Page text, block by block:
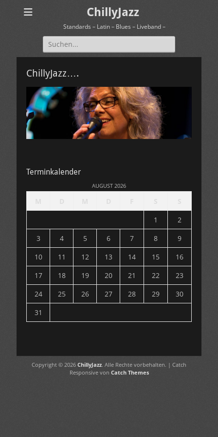
ChillyJazz
Standards – Latin – Blues – Liveband –
Suchen
nach:
ChillyJazz….
Terminkalender
AUGUST 2026
1
2
3
4 5 6 7 8
9
10
11 12 13 14 15
16
17
18 19 20 21 22
23
24
25 26 27 28 29
30
31
Copyright © 2026 ChillyJazz. Alle Rechte vorbehalten. | Catch
Responsive von Catch Themes